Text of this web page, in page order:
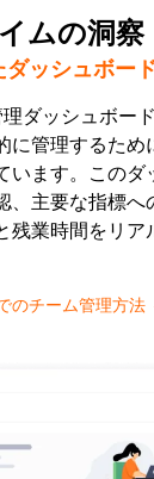
ムの洞察
ッシュボー
ダッシュボー
に管理するた
います。このダ
、主要な指標へ
残業時間をリア
のチーム管理方法